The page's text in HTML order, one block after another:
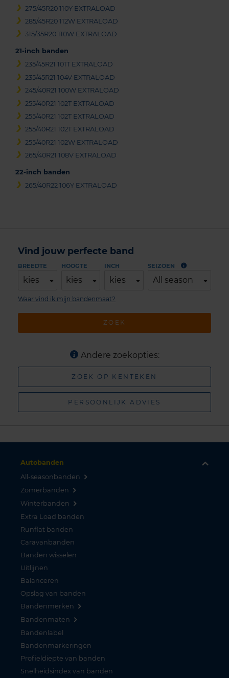
275/45R20 110Y EXTRALOAD
285/45R20 112W EXTRALOAD
315/35R20 110W EXTRALOAD
21-inch banden
235/45R21 101T EXTRALOAD
235/45R21 104V EXTRALOAD
245/40R21 100W EXTRALOAD
255/40R21 102T EXTRALOAD
255/40R21 102T EXTRALOAD
255/40R21 102T EXTRALOAD
255/40R21 102W EXTRALOAD
265/40R21 108V EXTRALOAD
22-inch banden
265/40R22 106Y EXTRALOAD
Vind jouw perfecte band
BREEDTE
kies
HOOGTE
kies
INCH
kies
SEIZOEN
All season
ZOEK
Waar vind ik mijn bandenmaat?
Andere zoekopties:
ZOEK OP KENTEKEN
PERSOONLIJK ADVIES
Autobanden
All-seasonbanden
Zomerbanden
Winterbanden
Extra Load banden
Runflat banden
Caravanbanden
Banden wisselen
Uitlijnen
Balanceren
Opslag van banden
Bandenmerken
Bandenmaten
Bandenlabel
Bandenmarkeringen
Profieldiepte van banden
Snelheidsindex van banden